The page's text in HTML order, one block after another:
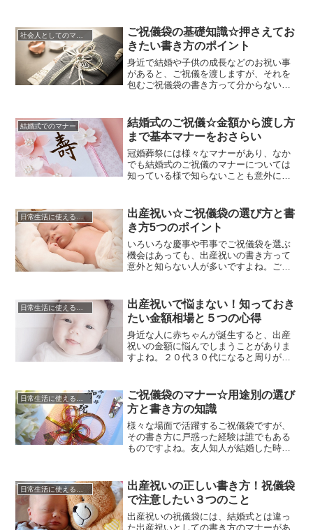
もおられることでしょう。皆さん正しく
ご祝儀を包むことができているでしょう
か。新郎新婦との関係性に見合った金額
を作法を守って包むことができてい...
ご祝儀袋の基礎知識☆押さえてお
きたい書き方のポイント
身近で結婚や子供の成長などのお祝い事
があると、ご祝儀を渡しますが、それを
包むご祝儀袋の書き方って分からないこ
転や昇進に関わるものなど、お祝いの対
象によってご祝儀袋の書き方も違ってく
ることが、書くことをさらに難しくさせ
ています。ですが、お祝いの気持ち...
結婚式でのマナー
結婚式のご祝儀☆金額から渡し方
まで基本マナーをおさらい
冠婚葬祭には様々なマナーがあり、なか
でも結婚式のご祝儀のマナーについては
知っている様で知らないことも意外に多
の形式などからケース バイ ケースと
いう事も多く、結婚式のご祝儀について
は一概に『コレ！』と言い切ることが出
来ないのが難しいところです。結婚...
出産祝い☆ご祝儀袋の選び方と書
き方5つのポイント
いろいろな慶事や弔事でご祝儀袋を選ぶ
機会はあっても、出産祝いの書き方って
意外と知らない人が多いですよね。ご祝
ずに贈ってしまうと、「常識がない人
だ」と思われかねませんし、祝福の気持
ちがまっすぐに伝わりにくくもなってし
まいます。「みんな知らないんじゃな...
出産祝いで悩まない！知っておき
たい金額相場と５つの心得
身近な人に赤ちゃんが誕生すると、出産
祝いの金額に悩んでしまうことがありま
すよね。２０代３０代になると周りが出
かし、やはり出産はすばらしい奇跡その
もの。ぜひ赤ちゃんの誕生をみんなで祝
福しましょう。出産祝いは身内や親戚か
ら、会社の上司、友人やママ友から...
ご祝儀袋のマナー☆用途別の選び
方と書き方の知識
様々な場面で活躍するご祝儀袋ですが、
その書き方に戸惑った経験は誰でもある
ものですよね。友人知人が結婚した時、
祝儀袋を用意する場面は意外と多いです
が、用途に応じたご祝儀袋と書き方があ
りますから、知らずに無作法なことをし
てしまっては、折角のお祝いに水を...
出産祝いの正しい書き方！祝儀袋
で注意したい３つのこと
出産祝いの祝儀袋には、結婚式とは違っ
た出産祝いとしての書き方のマナーがあ